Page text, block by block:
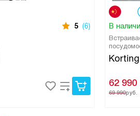
5 (6) В
62 990
69 990руб.